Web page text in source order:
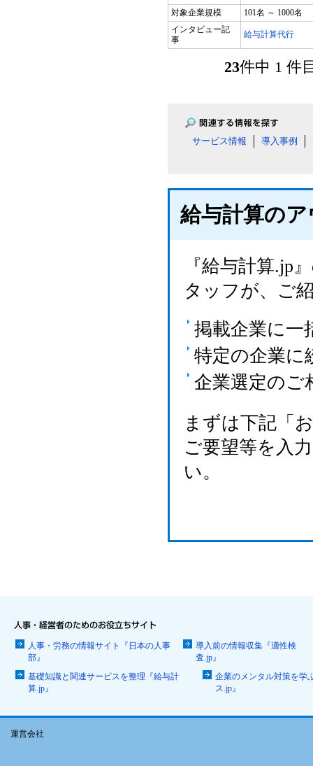
対象企業規模
101名 ～ 1000名
インタビュー記
事
給与計算代行
23件中 1 件
サービス情報 導入事例
給与計算の
『給与計算.jp
タッフが、ご
掲載企業に一
特定の企業に
企業選定のご
まずは下記「
ご要望等を入
い。
人事・労務の情報サイト『日本の人事
部』
導入前の情報収集『適性検
査.jp』
基礎知識と関連サービスを整理『給与計
算.jp』
企業のメンタル対策を学
ス.jp』
運営会社